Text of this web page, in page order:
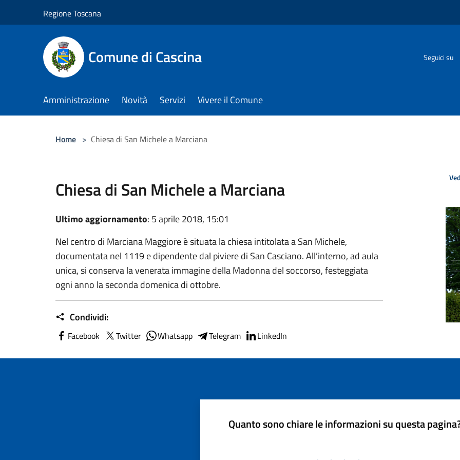
Regione Toscana
Comune di Cascina Seguici su
Amministrazione Novità Servizi Vivere il Comune
Home > Chiesa di San Michele a Marciana
Chiesa di San Michele a Marciana
Ultimo aggiornamento: 5 aprile 2018, 15:01
Nel centro di Marciana Maggiore è situata la chiesa intitolata a San Michele,
documentata nel 1119 e dipendente dal piviere di San Casciano. All’interno, ad aula
unica, si conserva la venerata immagine della Madonna del soccorso, festeggiata
ogni anno la seconda domenica di ottobre.
Condividi:
Facebook Twitter Whatsapp Telegram LinkedIn
Quanto sono chiare le informazioni su questa